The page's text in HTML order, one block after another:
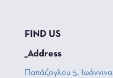
FIND US
_Address
Παπάζογλου 5, Ιωάννινα